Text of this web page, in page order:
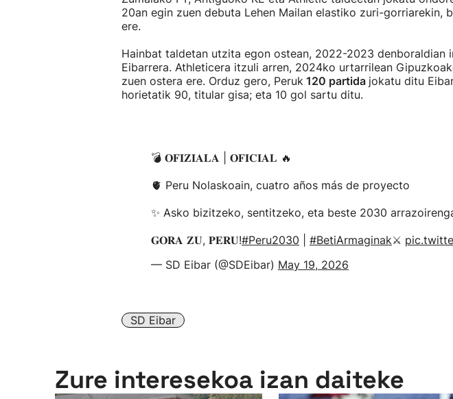
20an egin zuen debuta Lehen Mailan elastiko zuri-gorriarekin,
ere.
Hainbat taldetan utzita egon ostean, 2022-2023 denboraldian
Eibarrera. Athleticera itzuli arren, 2024ko urtarrilean
zuen ostera ere. Orduz gero, Peruk 120 partida jokatu ditu
horietatik 90, titular gisa; eta 10 gol sartu ditu.
💣 𝐎𝐅𝐈𝐙𝐈𝐀𝐋𝐀 | 𝐎𝐅𝐈𝐂𝐈𝐀𝐋 🔥
🫀 Peru Nolaskoain, cuatro años más de proyecto
✨ Asko bizitzeko, sentitzeko, eta beste 2030
𝐆𝐎𝐑𝐀 𝐙𝐔, 𝐏𝐄𝐑𝐔!#Peru2030 #BetiArmaginak⚔️
— SD Eibar (@SDEibar) May 19, 2026
SD Eibar
Zure interesekoa izan daiteke